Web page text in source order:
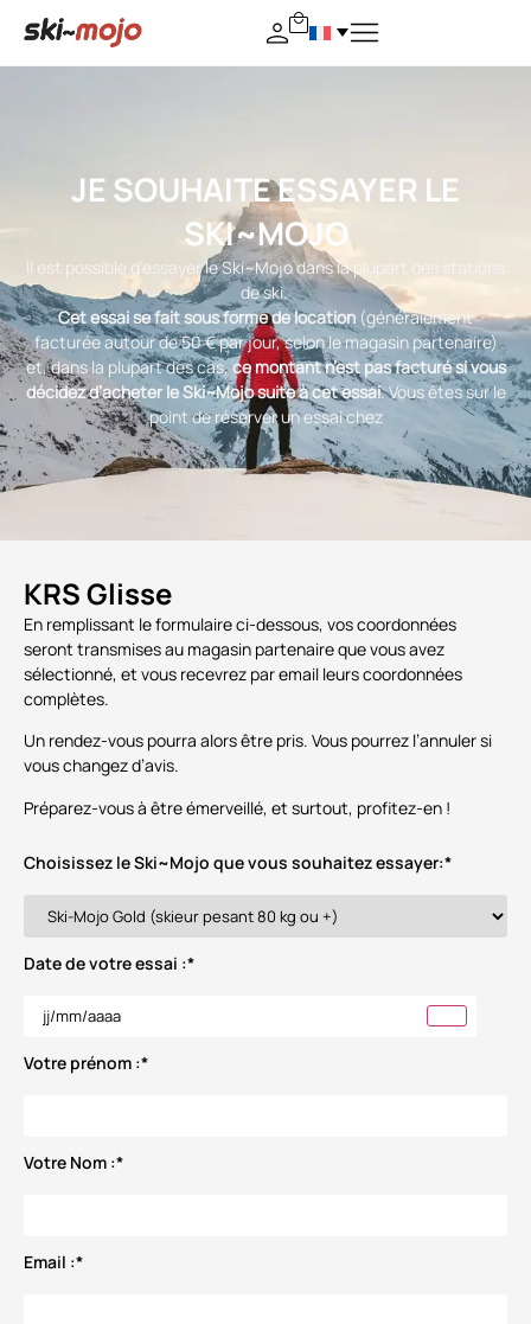
JE SOUHAITE ESSAYER LE
SKI~MOJO
Il est possible d’essayer le Ski~Mojo dans la plupart des stations
de ski.
Cet essai se fait sous forme de location (généralement
facturée autour de 50 € par jour, selon le magasin partenaire)
et, dans la plupart des cas,ce montant n’est pas facturé si vous
décidez d’acheter le Ski~Mojo suite à cet essai. Vous êtes sur le
point de réserver un essai chez
KRS Glisse
En remplissant le formulaire ci-dessous, vos coordonnées
seront transmises au magasin partenaire que vous avez
sélectionné, et vous recevrez par email leurs coordonnées
complètes.
Un rendez-vous pourra alors être pris. Vous pourrez l’annuler si
vous changez d’avis.
Préparez-vous à être émerveillé, et surtout, profitez-en !
Choisissez le Ski~Mojo que vous souhaitez essayer:*
Date de votre essai :*
Votre prénom :*
Votre Nom :*
Email :*